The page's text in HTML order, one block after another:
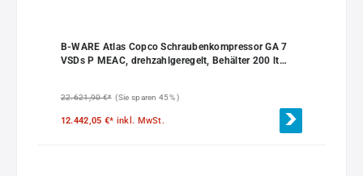
B-WARE Atlas Copco Schraubenkompressor GA 7
VSDs P MEAC, drehzahlgeregelt, Behälter 200 lt
22.621,90 €* (Sie sparen 45% )
12.442,05 €* inkl. MwSt.